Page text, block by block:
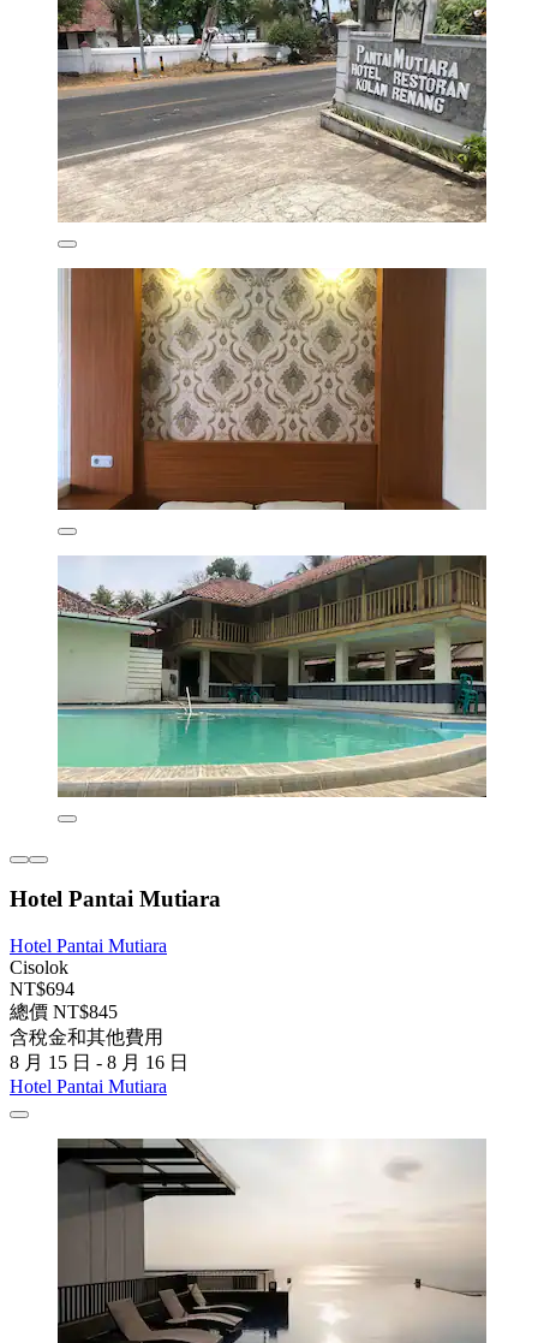
Hotel Pantai Mutiara
Hotel Pantai Mutiara
Cisolok
NT$694
總價 NT$845
含稅金和其他費用
8 月 15 日 - 8 月 16 日
Hotel Pantai Mutiara